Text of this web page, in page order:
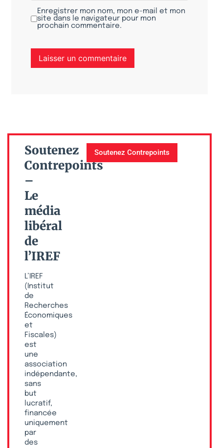
Enregistrer mon nom, mon e-mail et mon
site dans le navigateur pour mon
prochain commentaire.
Soutenez
Contrepoints
–
Le
média
libéral
de
l’IREF
L’IREF
(Institut
de
Recherches
Économiques
et
Fiscales)
est
une
association
indépendante,
sans
but
lucratif,
financée
uniquement
par
des
Soutenez Contrepoints